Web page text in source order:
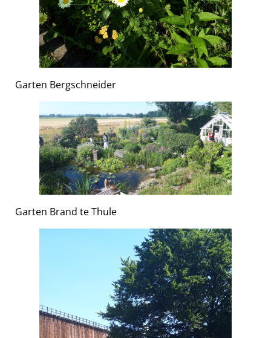
Garten Bergschneider
Garten Brand te Thule